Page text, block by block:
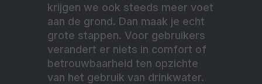
krijgen we ook steeds meer voet
aan de grond. Dan maak je echt
grote stappen. Voor gebruikers
verandert er niets in comfort of
betrouwbaarheid ten opzichte
van het gebruik van drinkwater.